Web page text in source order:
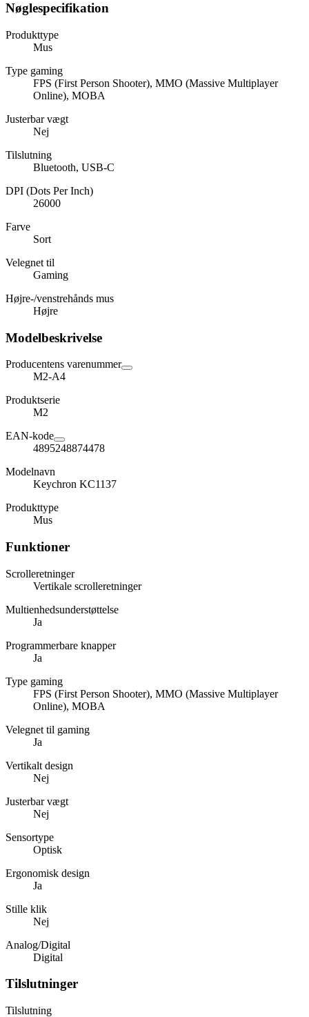
Nøglespecifikation
Produkttype
Mus
Type gaming
FPS (First Person Shooter), MMO (Massive Multiplayer
Online), MOBA
Justerbar vægt
Nej
Tilslutning
Bluetooth, USB-C
DPI (Dots Per Inch)
26000
Farve
Sort
Velegnet til
Gaming
Højre-/venstrehånds mus
Højre
Modelbeskrivelse
Producentens varenummer
M2-A4
Produktserie
M2
EAN-kode
4895248874478
Modelnavn
Keychron KC1137
Produkttype
Mus
Funktioner
Scrolleretninger
Vertikale scrolleretninger
Multienhedsunderstøttelse
Ja
Programmerbare knapper
Ja
Type gaming
FPS (First Person Shooter), MMO (Massive Multiplayer
Online), MOBA
Velegnet til gaming
Ja
Vertikalt design
Nej
Justerbar vægt
Nej
Sensortype
Optisk
Ergonomisk design
Ja
Stille klik
Nej
Analog/Digital
Digital
Tilslutninger
Tilslutning